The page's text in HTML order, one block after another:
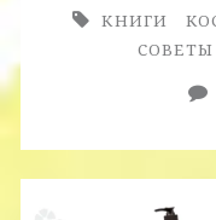
КНИГИ
СОВЕТЫ